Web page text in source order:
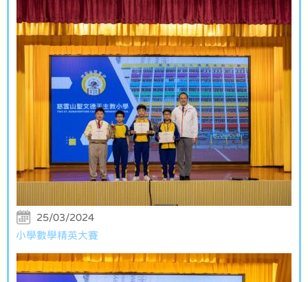
25/03/2024
小學數學精英大賽